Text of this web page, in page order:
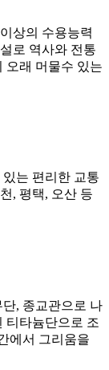
상의 수용능력
로 역사와 전통
오래 머물수 있는
는 편리한 교통
, 평택, 오산 등
, 종교관으로 나
티타늄단으로 조
에서 그리움을